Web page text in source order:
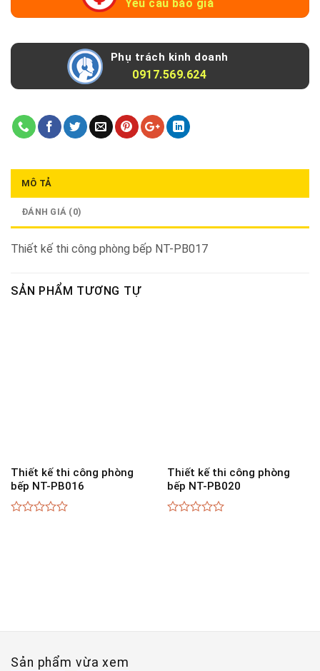
Yêu cầu báo giá
Phụ trách kinh doanh
0917.569.624
MÔ TẢ
ĐÁNH GIÁ (0)
Thiết kế thi công phòng bếp NT-PB017
SẢN PHẨM TƯƠNG TỰ
Thiết kế thi công phòng
bếp NT-PB016
Thiết kế thi công phòng
bếp NT-PB020
Sản phẩm vừa xem